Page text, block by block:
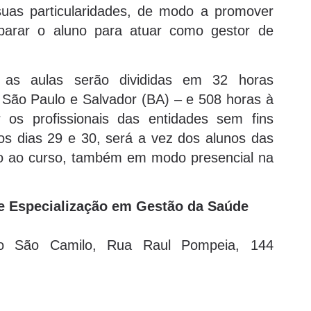
particularidades, de modo a promover
o aluno para atuar como gestor de
aulas serão divididas em 32 horas
Paulo e Salvador (BA) – e 508 horas à
profissionais das entidades sem fins
dias 29 e 30, será a vez dos alunos das
curso, também em modo presencial na
em Gestão da Saúde
São Camilo, Rua Raul Pompeia, 144